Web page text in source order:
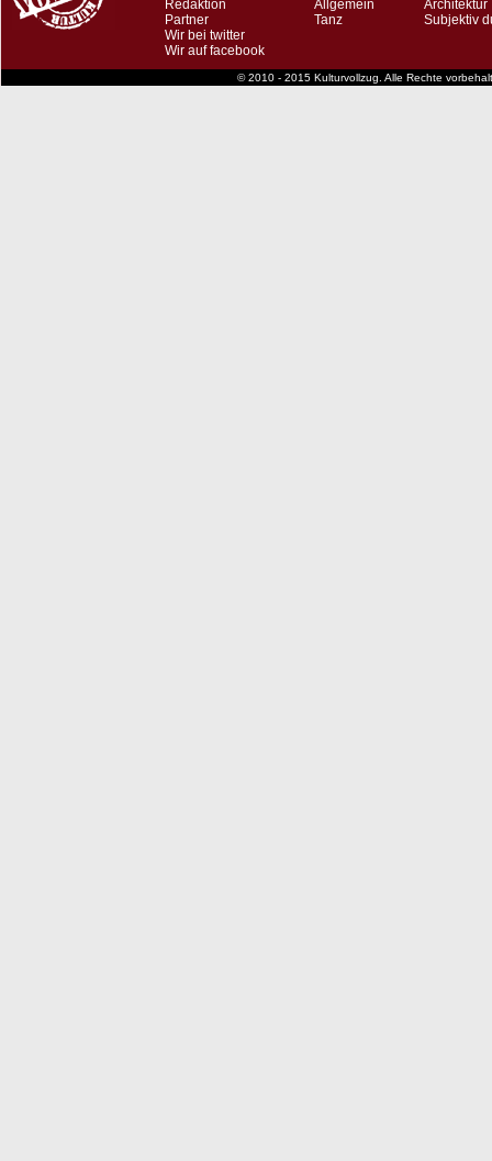
Redaktion
Partner
Wir bei twitter
Wir auf facebook
Allgemein
Tanz
Architektur
Subjektiv
© 2010 - 2015 Kulturvollzug. Alle Rechte